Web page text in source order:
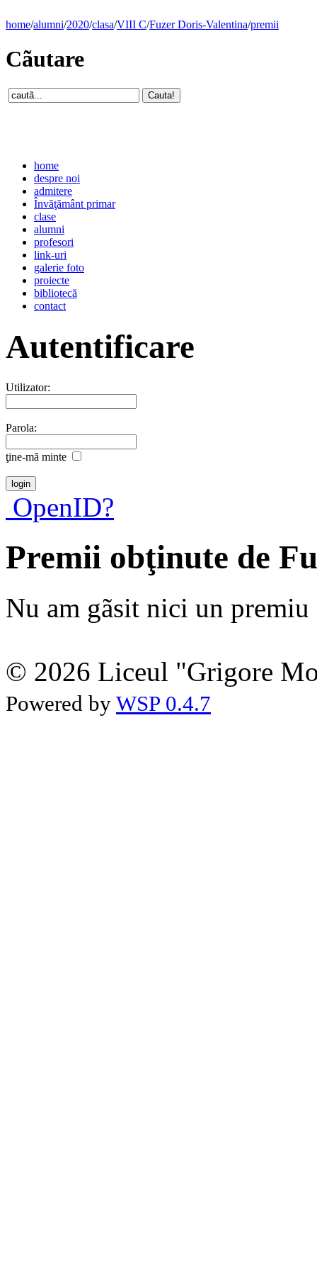
home/alumni/2020/clasa/VIII C/Fuzer Doris-Valentina/premii
Cãutare
home
despre noi
admitere
Învăţământ primar
clase
alumni
profesori
link-uri
galerie foto
proiecte
bibliotecă
contact
Autentificare
Utilizator:
Parola:
ţine-mã minte
OpenID?
Premii obţinute de
Nu am gãsit nici un premiu
© 2026 Liceul "Grigore
Powered by WSP 0.4.7